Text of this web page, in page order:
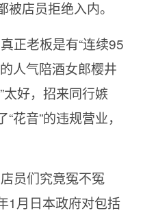
店员拒绝入内。
正老板是有“连续95
人气陪酒女郎樱井
太好，招来同行嫉
花音”的违规营业，
员们究竟冤不冤
1月日本政府对包括